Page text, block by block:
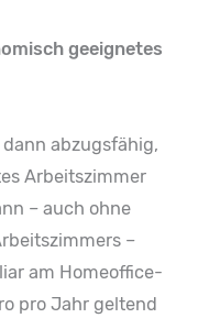
geeignetes
abzugsfähig,
Arbeitszimmer
– auch ohne
–
am Homeoffice-
pro Jahr geltend